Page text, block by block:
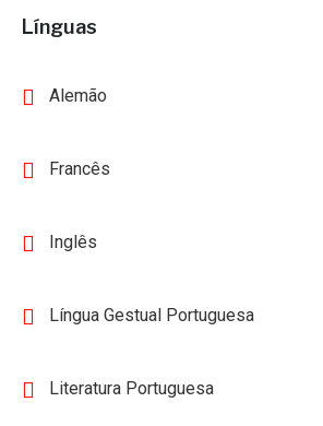
Línguas
Alemão
Francês
Inglês
Língua Gestual Portuguesa
Literatura Portuguesa